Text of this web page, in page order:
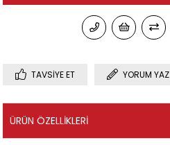
TAVSIYE ET YORUM YAZ
ÜRÜN ÖZELLIKLERI